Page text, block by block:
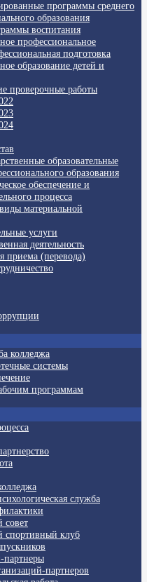
программы среднего
образования
воспитания
профессиональное
подготовка
образование детей и
проверочные работы
образовательные
образования
обеспечение и
процесса
материальной
услуги
деятельность
приема (перевода)
колледжа
системы
программам
служба
совет
спортивный клуб
партнеры
партнеров